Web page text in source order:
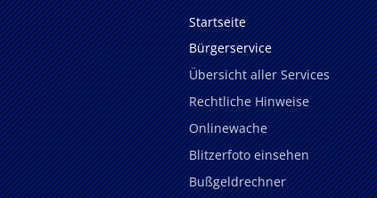
Startseite
Bürgerservice
Übersicht aller Services
Rechtliche Hinweise
Onlinewache
Blitzerfoto einsehen
Bußgeldrechner